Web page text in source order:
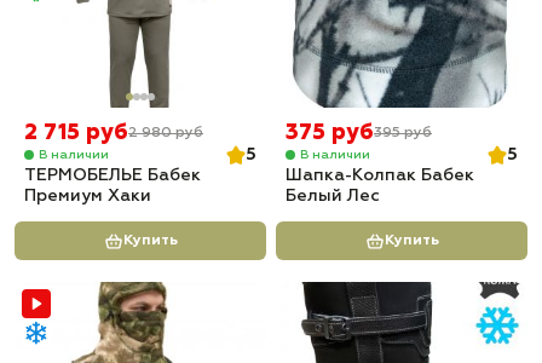
2 715 руб2 980 руб
В наличии
5
ТЕРМОБЕЛЬЕ Бабек
Премиум Хаки
Купить
375 руб395 руб
В наличии
5
Шапка-Колпак Бабек
Белый Лес
Купить